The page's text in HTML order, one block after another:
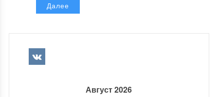
Далее
Август 2026